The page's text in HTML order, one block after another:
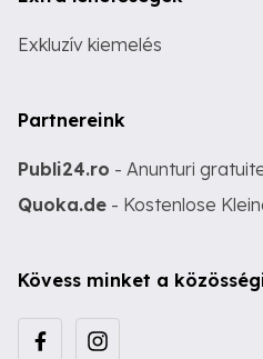
Exkluzív kiemelés
Partnereink
Publi24.ro - Anunturi
Quoka.de - Kostenlose
Kövess minket a